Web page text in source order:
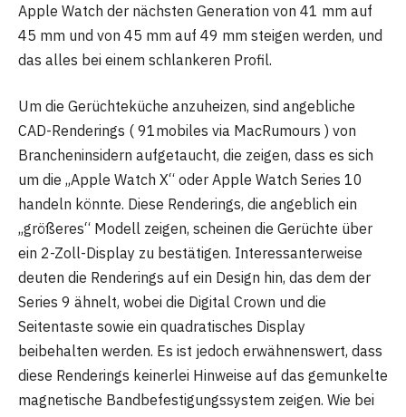
Apple Watch der nächsten Generation von 41 mm auf
45 mm und von 45 mm auf 49 mm steigen werden, und
das alles bei einem schlankeren Profil.
Um die Gerüchteküche anzuheizen, sind angebliche
CAD-Renderings ( 91mobiles via MacRumours ) von
Brancheninsidern aufgetaucht, die zeigen, dass es sich
um die „Apple Watch X“ oder Apple Watch Series 10
handeln könnte. Diese Renderings, die angeblich ein
„größeres“ Modell zeigen, scheinen die Gerüchte über
ein 2-Zoll-Display zu bestätigen. Interessanterweise
deuten die Renderings auf ein Design hin, das dem der
Series 9 ähnelt, wobei die Digital Crown und die
Seitentaste sowie ein quadratisches Display
beibehalten werden. Es ist jedoch erwähnenswert, dass
diese Renderings keinerlei Hinweise auf das gemunkelte
magnetische Bandbefestigungssystem zeigen. Wie bei